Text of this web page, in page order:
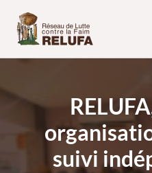
contenu
suivi